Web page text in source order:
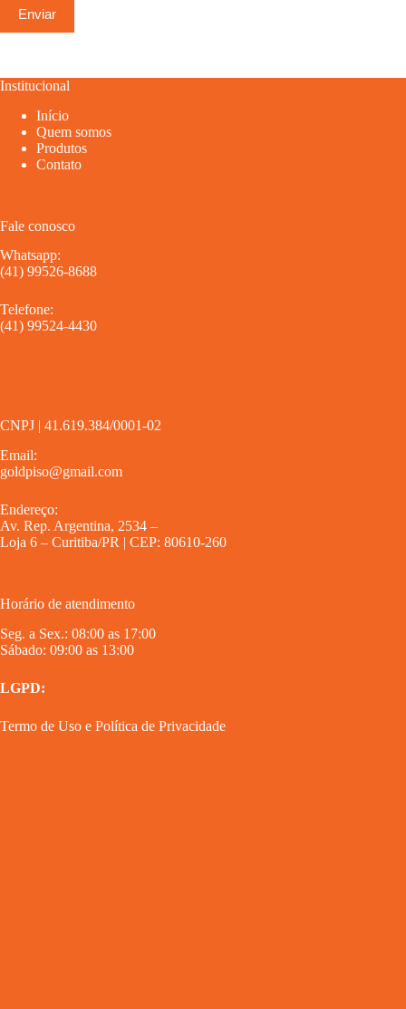
Enviar
Institucional
Início
Quem somos
Produtos
Contato
Fale conosco
Whatsapp:
(41) 99526-8688
Telefone:
(41) 99524-4430
CNPJ | 41.619.384/0001-02
Email:
goldpiso@gmail.com
Endereço:
Av. Rep. Argentina, 2534 –
Loja 6 – Curitiba/PR | CEP: 80610-260
Horário de atendimento
Seg. a Sex.: 08:00 as 17:00
Sábado: 09:00 as 13:00
LGPD:
Termo de Uso e Política de Privacidade